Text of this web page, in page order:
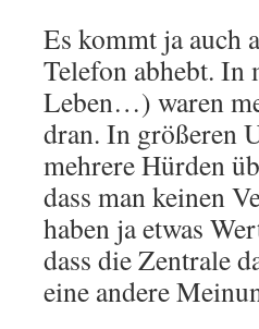
Es kommt ja auch
Telefon abhebt.
Leben…) waren
dran. In größeren
mehrere Hürden
dass man keinen
haben ja etwas
dass die Zentrale
eine andere